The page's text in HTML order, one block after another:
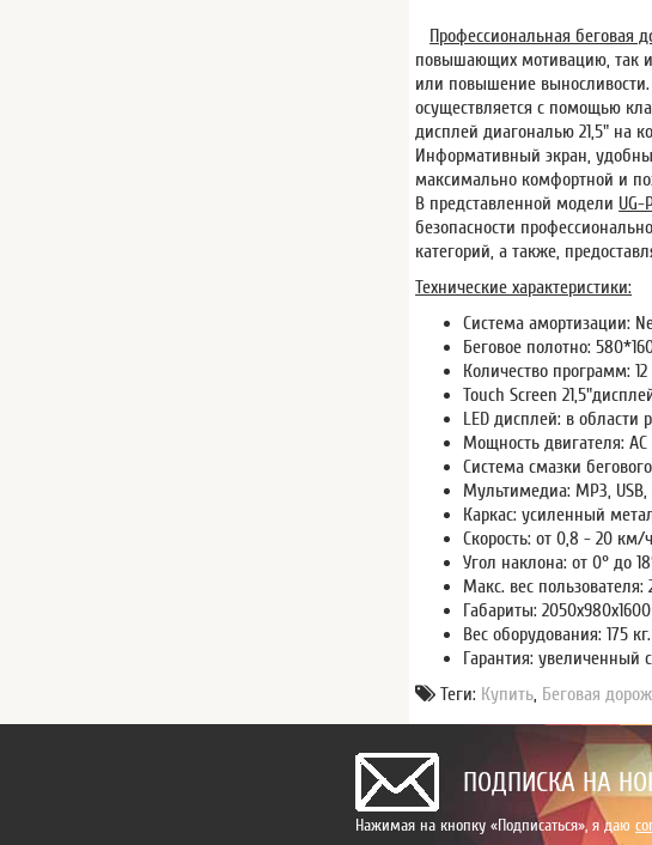
Профессиональная беговая
повышающих мотивацию, так и
или повышение выносливости.
осуществляется с помощью
дисплей диагональю 21,5" на
Информативный экран,
максимально комфортной и
В представленной модели UG-
безопасности
категорий, а также,
Технические характеристики:
Система амортизации:
Беговое полотно:
Количество программ:
Touch Screen
LED дисплей: в области
Мощность двигателя: АС
Система смазки
Мультимедиа: МР3, USB,
Каркас: усиленный
Скорость: от 0,8 - 20 км/
Угол наклона: от 0° до
Макс. вес пользователя:
Габариты:
Вес оборудования: 175 кг.
Гарантия: увеличенный
Теги: Купить Беговая
ПОДПИСКА НА
Нажимая на кнопку «Подписаться», я даю